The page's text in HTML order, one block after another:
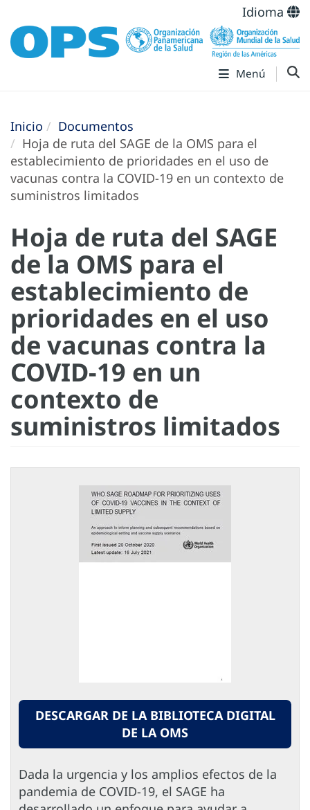
Idioma
Menú
Inicio
Documentos
Hoja de ruta del SAGE de la OMS para el
establecimiento de prioridades en el uso de
vacunas contra la COVID-19 en un contexto de
suministros limitados
Hoja de ruta del SAGE
de la OMS para el
establecimiento de
prioridades en el uso
de vacunas contra la
COVID-19 en un
contexto de
suministros limitados
DESCARGAR DE LA BIBLIOTECA DIGITAL
DE LA OMS
Dada la urgencia y los amplios efectos de la
pandemia de COVID-19, el SAGE ha